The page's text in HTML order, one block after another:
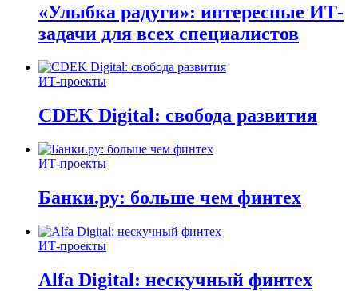
«Улыбка радуги»: интересные ИТ-
задачи для всех специалистов
ИТ-проекты
CDEK Digital: свобода развития
ИТ-проекты
Банки.ру: больше чем финтех
ИТ-проекты
Alfa Digital: нескучный финтех